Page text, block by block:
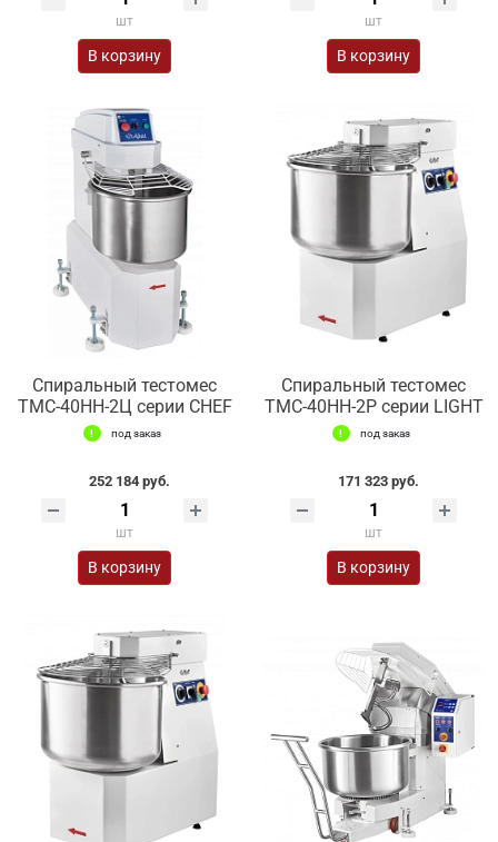
шт
В корзину
шт
В корзину
Спиральный тестомес
ТМС-40НН-2Ц серии CHEF
под заказ
252 184 руб.
шт
В корзину
Спиральный тестомес
ТМС-40НН-2Р серии LIGHT
под заказ
171 323 руб.
шт
В корзину